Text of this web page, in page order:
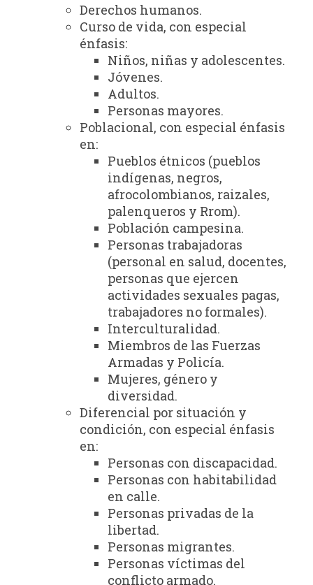
Derechos humanos.
Curso de vida, con especial
énfasis:
Niños, niñas y adolescentes.
Jóvenes.
Adultos.
Personas mayores.
Poblacional, con especial énfasis
en:
Pueblos étnicos (pueblos
indígenas, negros,
afrocolombianos, raizales,
palenqueros y Rrom).
Población campesina.
Personas trabajadoras
(personal en salud, docentes,
personas que ejercen
actividades sexuales pagas,
trabajadores no formales).
Interculturalidad.
Miembros de las Fuerzas
Armadas y Policía.
Mujeres, género y
diversidad.
Diferencial por situación y
condición, con especial énfasis
en:
Personas con discapacidad.
Personas con habitabilidad
en calle.
Personas privadas de la
libertad.
Personas migrantes.
Personas víctimas del
conflicto armado.